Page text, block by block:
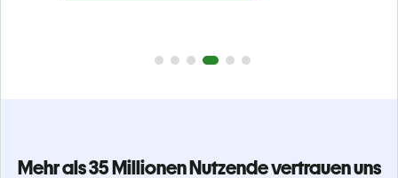
Mehr als 35 Millionen Nutzende vertrauen uns